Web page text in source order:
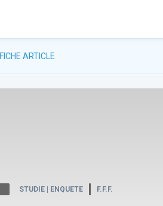
FICHE ARTICLE
STUDIE | ENQUETE F.F.F.